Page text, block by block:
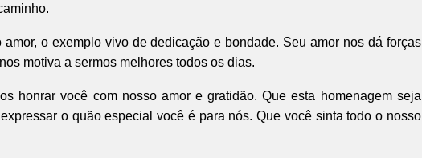
o exemplo vivo de dedicação e bondade. Seu amor nos dá forças
motiva a sermos melhores todos os dias.
honrar você com nosso amor e gratidão. Que esta homenagem seja
o quão especial você é para nós. Que você sinta todo o nosso